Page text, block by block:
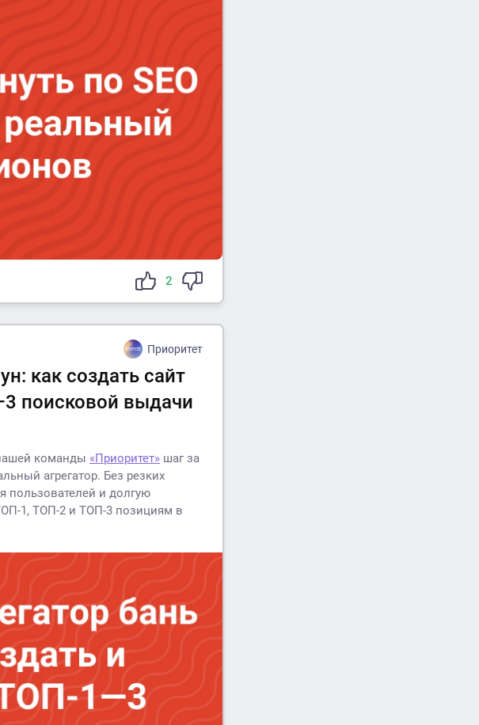
2
Приоритет
как создать сайт
поисковой выдачи
команды «Приоритет» шаг за
агрегатор. Без резких
пользователей и долгую
1, ТОП-2 и ТОП-3 позициям в